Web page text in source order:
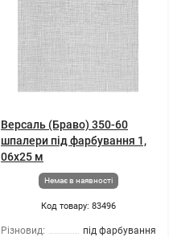
Версаль (Браво) 350-60
шпалери під фарбування 1,
06x25 м
Немає в наявності
Код товару: 83496
Різновид:
під фарбування